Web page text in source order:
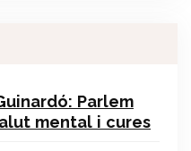
Parlem
mental i cures